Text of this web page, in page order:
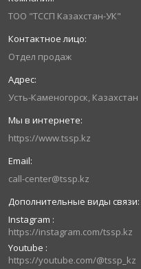
ТОО "ТССП Казахстан-УК"
Отдел продаж
Усть-Каменогорск, Казахстан
https://www.tssp.kz
call-center@tssp.kz
Instagram
https://instagram.com/tssp.kz
Youtube
https://youtube.com/@tssp_kz